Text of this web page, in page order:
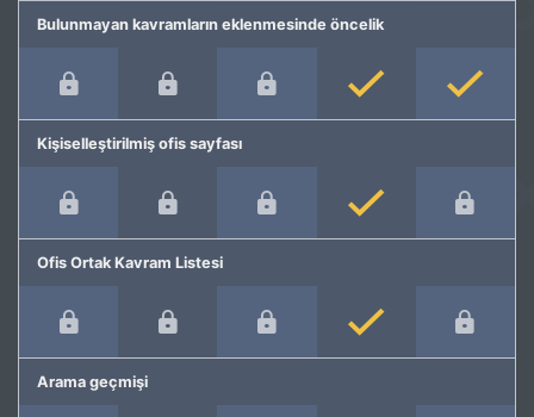
Bulunmayan kavramların eklenmesinde öncelik
Kişiselleştirilmiş ofis sayfası
Ofis Ortak Kavram Listesi
Arama geçmişi